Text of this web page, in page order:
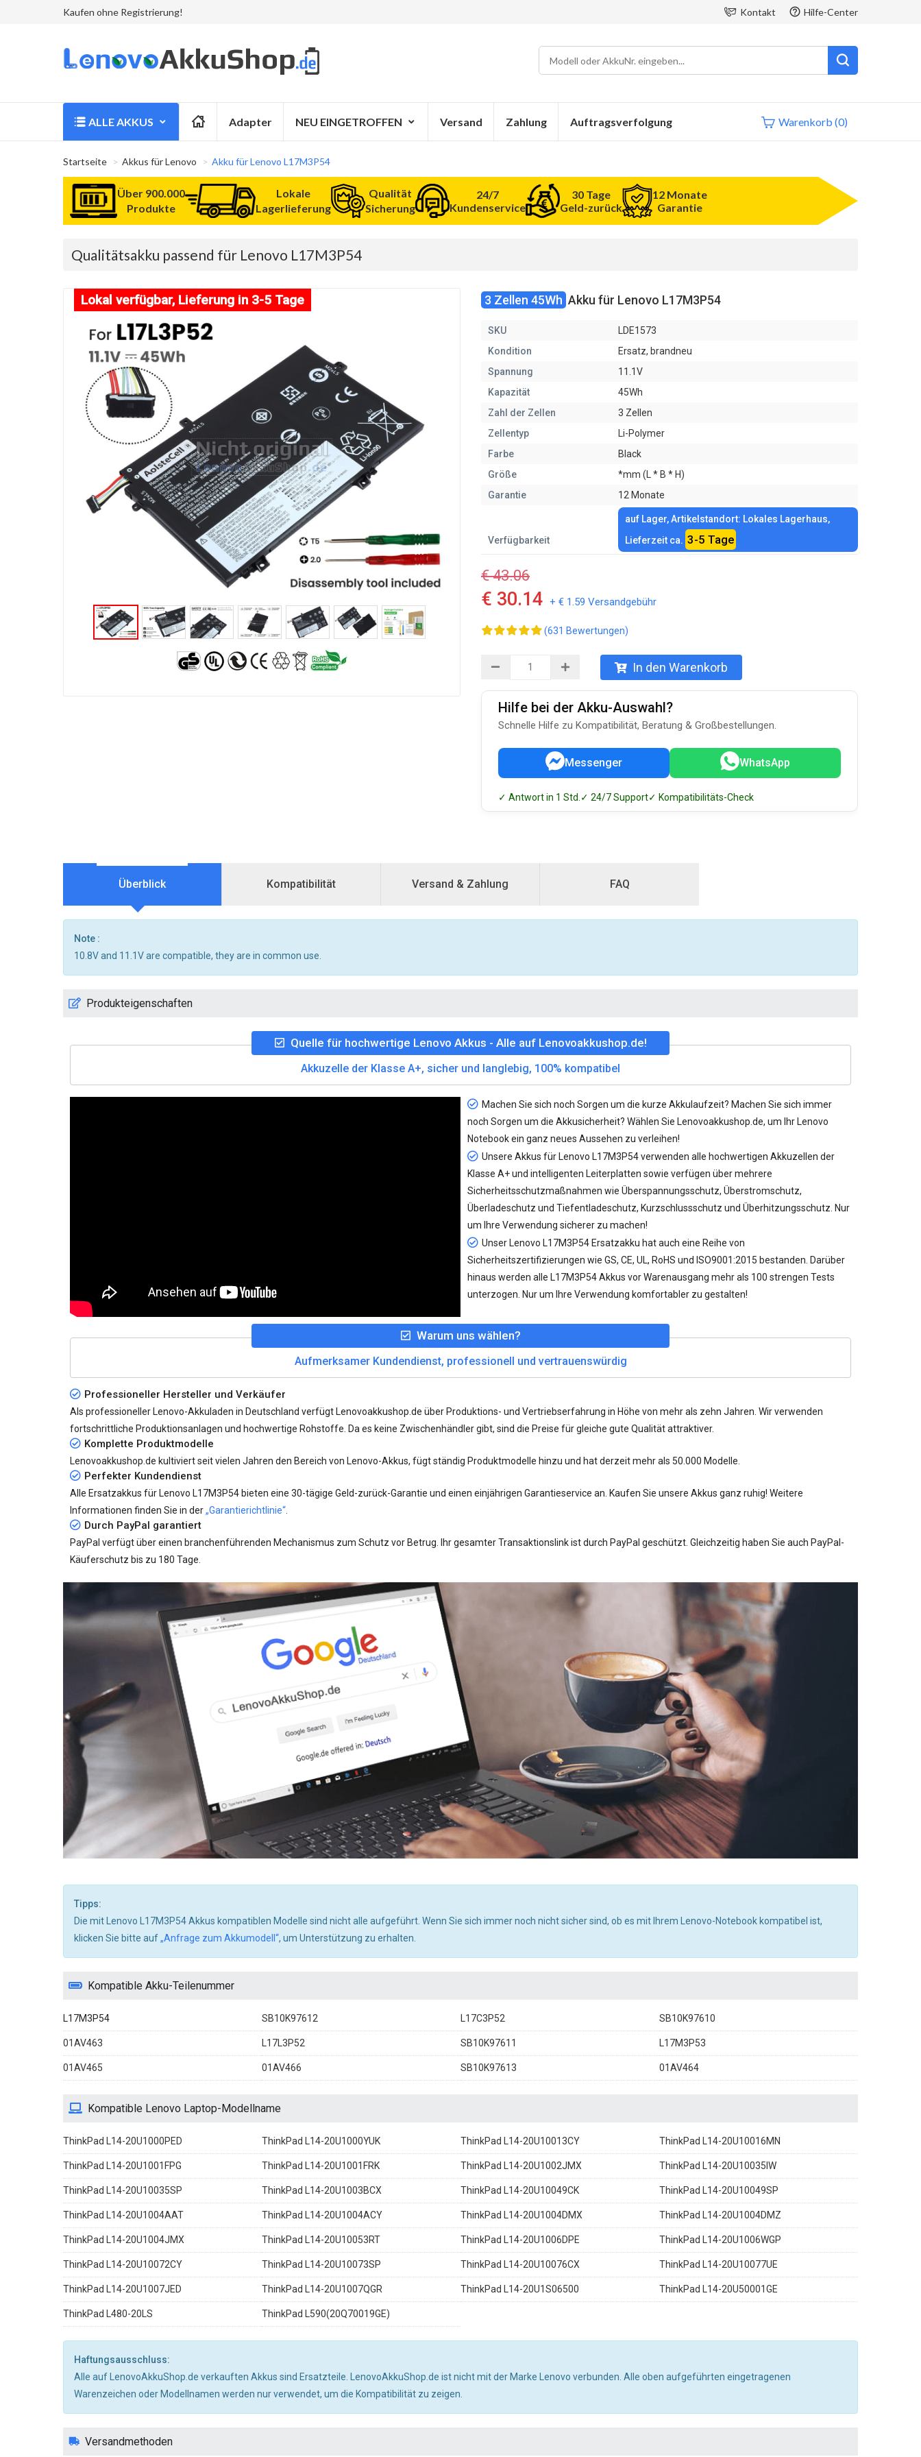
Kaufen ohne Registrierung! Kontakt Hilfe-Center
ALLE AKKUS Adapter NEU EINGETROFFEN Versand Zahlung Auftragsverfolgung Warenkorb (0)
Startseite Akkus für Lenovo Akku für Lenovo L17M3P54
Über 900.000
Produkte
Lokale
Lagerlieferung
Qualität
Sicherung
24/7
Kundenservice
30 Tage
Geld-zurück
12 Monate
Garantie
Qualitätsakku passend für Lenovo L17M3P54
Lokal verfügbar, Lieferung in 3-5 Tage 3 Zellen 45Wh Akku für Lenovo L17M3P54
SKU
LDE1573
Kondition
Ersatz, brandneu
Spannung
11.1V
Kapazität
45Wh
Zahl der Zellen
3 Zellen
Zellentyp
Li-Polymer
Farbe
Black
Größe
*mm (L * B * H)
Garantie
12 Monate
Verfügbarkeit
auf Lager, Artikelstandort: Lokales Lagerhaus,
Lieferzeit ca. 3-5 Tage
€ 43.06
€ 30.14 + € 1.59 Versandgebühr
(631 Bewertungen)
In den Warenkorb
Hilfe bei der Akku-Auswahl?
Schnelle Hilfe zu Kompatibilität, Beratung & Großbestellungen.
Messenger WhatsApp
✓ Antwort in 1 Std. ✓ 24/7 Support✓ Kompatibilitäts-Check
Überblick Kompatibilität Versand & Zahlung FAQ
Note :
10.8V and 11.1V are compatible, they are in common use.
Produkteigenschaften
Quelle für hochwertige Lenovo Akkus - Alle auf Lenovoakkushop.de!
Akkuzelle der Klasse A+, sicher und langlebig, 100% kompatibel
Machen Sie sich noch Sorgen um die kurze Akkulaufzeit? Machen Sie sich immer
noch Sorgen um die Akkusicherheit? Wählen Sie Lenovoakkushop.de, um Ihr Lenovo
Notebook ein ganz neues Aussehen zu verleihen!
Unsere Akkus für Lenovo L17M3P54verwenden alle hochwertigen Akkuzellen der
Klasse A+ und intelligenten Leiterplatten sowie verfügen über mehrere
Sicherheitsschutzmaßnahmen wie Überspannungsschutz, Überstromschutz,
Überladeschutz und Tiefentladeschutz, Kurzschlussschutz und Überhitzungsschutz. Nur
um Ihre Verwendung sicherer zu machen!
Unser Lenovo L17M3P54 Ersatzakku hat auch eine Reihe von
Sicherheitszertifizierungen wie GS, CE, UL, RoHS und ISO9001:2015 bestanden. Darüber
hinaus werden alle L17M3P54 Akkus vor Warenausgang mehr als 100 strengen Tests
unterzogen. Nur um Ihre Verwendung komfortabler zu gestalten!
Warum uns wählen?
Aufmerksamer Kundendienst, professionell und vertrauenswürdig
Professioneller Hersteller und Verkäufer
Als professioneller Lenovo-Akkuladen in Deutschland verfügt Lenovoakkushop.de über Produktions- und Vertriebserfahrung in Höhe von mehr als zehn Jahren. Wir verwenden
fortschrittliche Produktionsanlagen und hochwertige Rohstoffe. Da es keine Zwischenhändler gibt, sind die Preise für gleiche gute Qualität attraktiver.
Komplette Produktmodelle
Lenovoakkushop.de kultiviert seit vielen Jahren den Bereich von Lenovo-Akkus, fügt ständig Produktmodelle hinzu und hat derzeit mehr als 50.000 Modelle.
Perfekter Kundendienst
Alle Ersatzakkus für Lenovo L17M3P54 bieten eine 30-tägige Geld-zurück-Garantie und einen einjährigen Garantieservice an. Kaufen Sie unsere Akkus ganz ruhig! Weitere
Informationen finden Sie in der„Garantierichtlinie“
Durch PayPal garantiert
PayPal verfügt über einen branchenführenden Mechanismus zum Schutz vor Betrug. Ihr gesamter Transaktionslink ist durch PayPal geschützt. Gleichzeitig haben Sie auch PayPal-
Käuferschutz bis zu 180 Tage.
Tipps:
Die mit Lenovo L17M3P54 Akkus kompatiblen Modelle sind nicht alle aufgeführt. Wenn Sie sich immer noch nicht sicher sind, ob es mit Ihrem Lenovo-Notebook kompatibel ist,
klicken Sie bitte auf„Anfrage zum Akkumodell“, um Unterstützung zu erhalten.
Kompatible Akku-Teilenummer
L17M3P54 SB10K97612 L17C3P52 SB10K97610
01AV463 L17L3P52 SB10K97611 L17M3P53
01AV465 01AV466 SB10K97613 01AV464
Kompatible Lenovo Laptop-Modellname
ThinkPad L14-20U1000PED ThinkPad L14-20U1000YUK ThinkPad L14-20U10013CY ThinkPad L14-20U10016MN
ThinkPad L14-20U1001FPG ThinkPad L14-20U1001FRK ThinkPad L14-20U1002JMX ThinkPad L14-20U10035IW
ThinkPad L14-20U10035SP ThinkPad L14-20U1003BCX ThinkPad L14-20U10049CK ThinkPad L14-20U10049SP
ThinkPad L14-20U1004AAT ThinkPad L14-20U1004ACY ThinkPad L14-20U1004DMX ThinkPad L14-20U1004DMZ
ThinkPad L14-20U1004JMX ThinkPad L14-20U10053RT ThinkPad L14-20U1006DPE ThinkPad L14-20U1006WGP
ThinkPad L14-20U10072CY ThinkPad L14-20U10073SP ThinkPad L14-20U10076CX ThinkPad L14-20U10077UE
ThinkPad L14-20U1007JED ThinkPad L14-20U1007QGR ThinkPad L14-20U1S06500 ThinkPad L14-20U50001GE
ThinkPad L480-20LS ThinkPad L590(20Q70019GE)
Haftungsausschluss:
Alle auf LenovoAkkuShop.de verkauften Akkus sind Ersatzteile. LenovoAkkuShop.de ist nicht mit der Marke Lenovo verbunden. Alle oben aufgeführten eingetragenen
Warenzeichen oder Modellnamen werden nur verwendet, um die Kompatibilität zu zeigen.
Versandmethoden